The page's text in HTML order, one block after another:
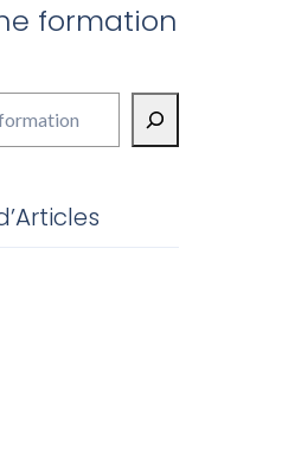
formation